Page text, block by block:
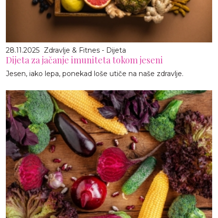
28.11.2025 Zdravlje & Fitnes - Dijeta
Dijeta za jačanje imuniteta tokom jeseni
Jesen, iako lepa, ponekad loše utiče na naše zdravlje.